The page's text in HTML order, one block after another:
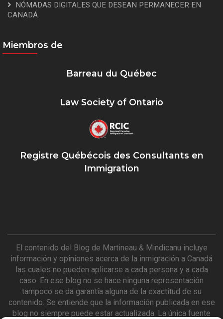
NÓMADAS DIGITALES QUE DESEAN PERMANECER EN
CANADÁ
Miembros de
Barreau du Québec
Law Society of Ontario
Registre Québécois des Consultants en
Immigration
El contenido del Blog de Martineau & Mindicanu incluye
información y opiniones acerca de la inmigración a Canadá
las cuales no pueden aplicarse a cada persona y a cada
caso. En ese blog no se hace ninguna representación
tampoco se da garantía alguna de la exactitud de su
contenido. Se entiende que la información publicada en ese
blog no siempre puede estar actualizada. La única fuente